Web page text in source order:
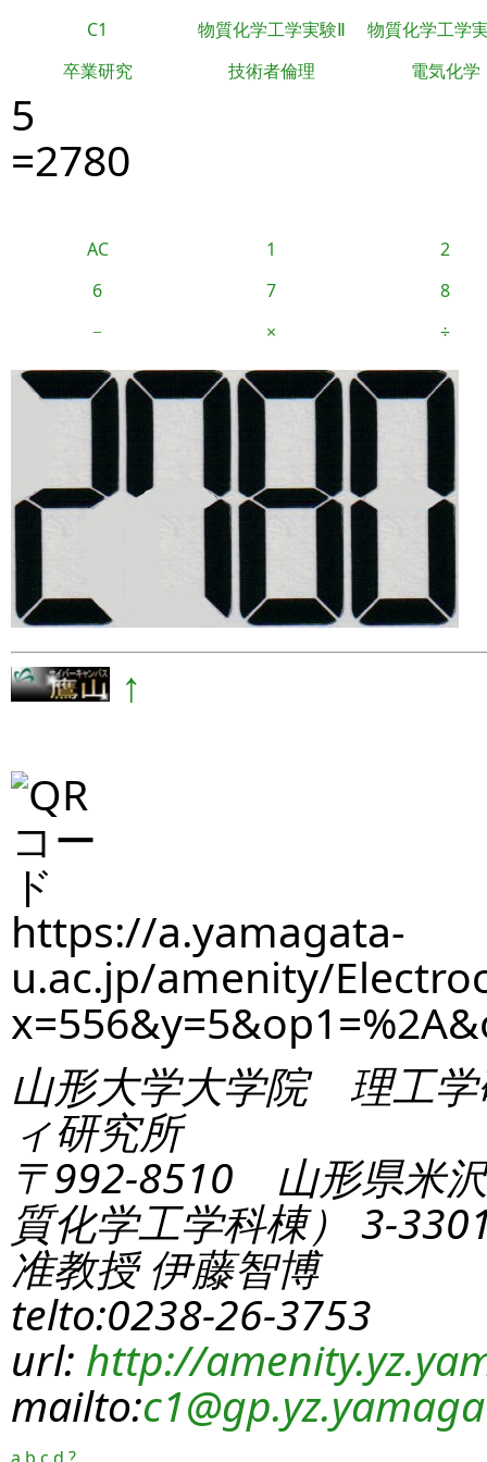
C1 物質化学工学実験Ⅱ
物質化学工学
卒業研究
技術者倫理 電気化学
5
=2780
AC 1
2
6
7
8
−
× ÷
↑
https://a.yamagata-
u.ac.jp/amenity/
山形大学大学院 理工学
ィ研究所
〒992-8510 山形県米
質化学工学科棟） 3-
准教授 伊藤智博
telto:0238-26-3753
url: http://
mailto:c1